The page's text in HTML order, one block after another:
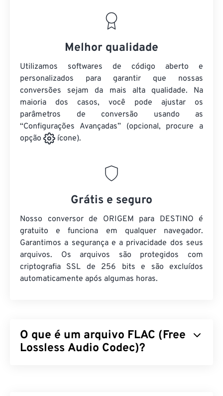
Melhor qualidade
Utilizamos softwares de código aberto e
personalizados para garantir que nossas
conversões sejam da mais alta qualidade. Na
maioria dos casos, você pode ajustar os
parâmetros de conversão usando as
“Configurações Avançadas” (opcional, procure a
opção
ícone).
Grátis e seguro
Nosso conversor de ORIGEM para DESTINO é
gratuito e funciona em qualquer navegador.
Garantimos a segurança e a privacidade dos seus
arquivos. Os arquivos são protegidos com
criptografia SSL de 256 bits e são excluídos
automaticamente após algumas horas.
O que é um arquivo FLAC (Free
Lossless Audio Codec)?